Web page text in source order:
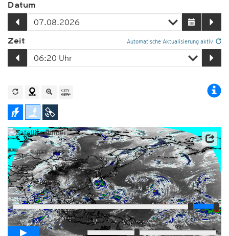
Datum
Zeit Automatische Aktualisierung aktiv
Satellitendaten: JMA
Player
Animationsspanne02:10h